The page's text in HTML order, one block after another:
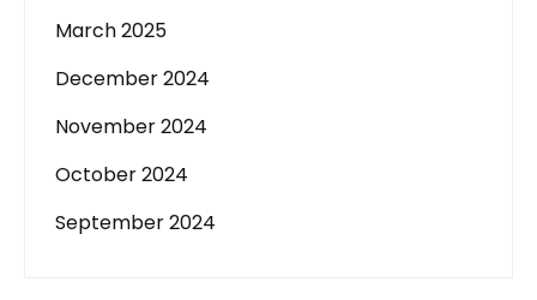
March 2025
December 2024
November 2024
October 2024
September 2024